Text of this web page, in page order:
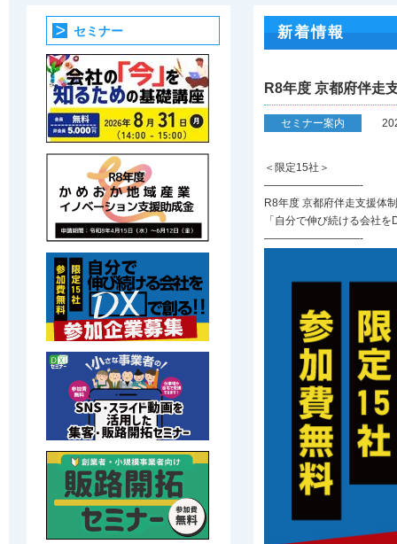
新着情報
R8年度 京都府伴走
セミナー案内
＜限定15社＞
—————————-
R8年度 京都府伴走支援体
「自分で伸び続ける会社
—————————-
セミナー